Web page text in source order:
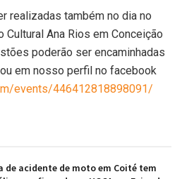
realizadas também no dia no
Cultural Ana Rios em Conceição
poderão ser encaminhadas
em nosso perfil no facebook
events/446412818898091/
de acidente de moto em Coité tem